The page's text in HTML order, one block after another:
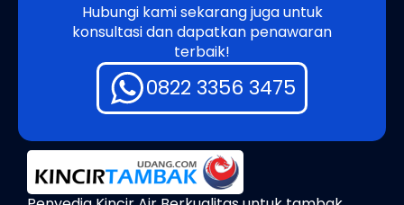
Hubungi kami sekarang juga untuk
konsultasi dan dapatkan penawaran
terbaik!
0822 3356 3475